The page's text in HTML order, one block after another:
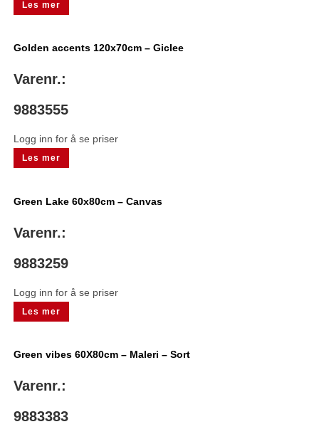
Les mer
Golden accents 120x70cm – Giclee
Varenr.:
9883555
Logg inn for å se priser
Les mer
Green Lake 60x80cm – Canvas
Varenr.:
9883259
Logg inn for å se priser
Les mer
Green vibes 60X80cm – Maleri – Sort
Varenr.:
9883383